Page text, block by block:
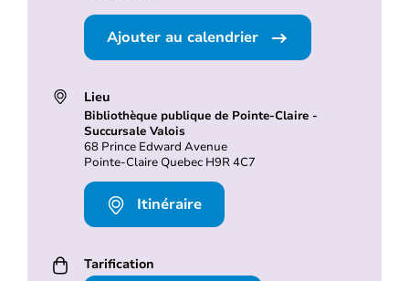
Ajouter au calendrier
Lieu
Bibliothèque publique de Pointe-Claire -
Succursale Valois
68 Prince Edward Avenue
Pointe-Claire Quebec H9R 4C7
Itinéraire
Tarification